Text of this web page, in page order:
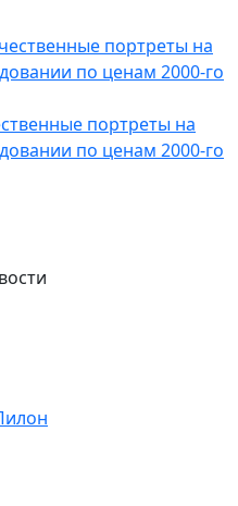
портреты на
по ценам 2000-го